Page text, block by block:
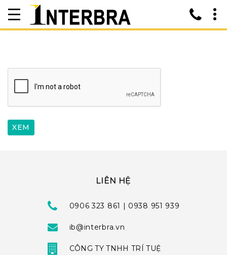
LIÊN HỆ
0906 323 861 | 0938 951 939
ib@interbra.vn
CÔNG TY TNHH TRÍ TUỆ